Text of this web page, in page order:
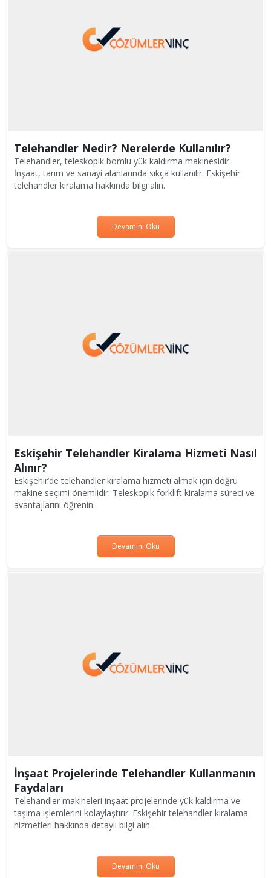
Telehandler Nedir? Nerelerde Kullanılır?
Telehandler, teleskopik bomlu yük kaldırma makinesidir.
İnşaat, tarım ve sanayi alanlarında sıkça kullanılır. Eskişehir
telehandler kiralama hakkında bilgi alın.
Devamını Oku
Eskişehir Telehandler Kiralama Hizmeti Nasıl
Alınır?
Eskişehir’de telehandler kiralama hizmeti almak için doğru
makine seçimi önemlidir. Teleskopik forklift kiralama süreci ve
avantajlarını öğrenin.
Devamını Oku
İnşaat Projelerinde Telehandler Kullanmanın
Faydaları
Telehandler makineleri inşaat projelerinde yük kaldırma ve
taşıma işlemlerini kolaylaştırır. Eskişehir telehandler kiralama
hizmetleri hakkında detaylı bilgi alın.
Devamını Oku